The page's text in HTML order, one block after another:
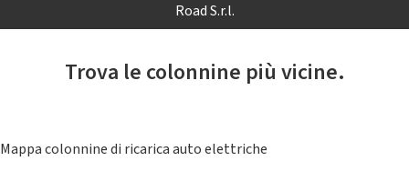
Road S.r.l.
Trova le colonnine più vicine.
Mappa colonnine di ricarica auto elettriche